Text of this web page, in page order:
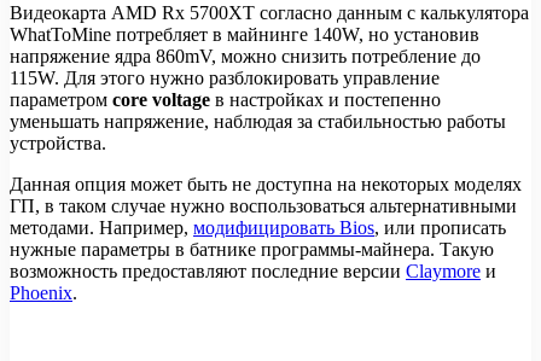
Видеокарта AMD Rx 5700XT согласно данным с калькулятора
WhatToMine потребляет в майнинге 140W, но установив
напряжение ядра 860mV, можно снизить потребление до
115W. Для этого нужно разблокировать управление
параметром core voltage в настройках и постепенно
уменьшать напряжение, наблюдая за стабильностью работы
устройства.
Данная опция может быть не доступна на некоторых моделях
ГП, в таком случае нужно воспользоваться альтернативными
методами. Например, модифицировать Bios, или прописать
нужные параметры в батнике программы-майнера. Такую
возможность предоставляют последние версии Claymore и
Phoenix.